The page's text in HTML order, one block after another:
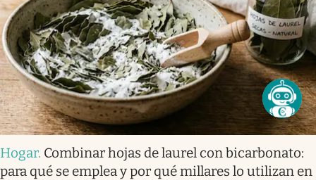
Hogar. Combinar hojas de laurel con bicarbonato:
para qué se emplea y por qué millares lo utilizan en